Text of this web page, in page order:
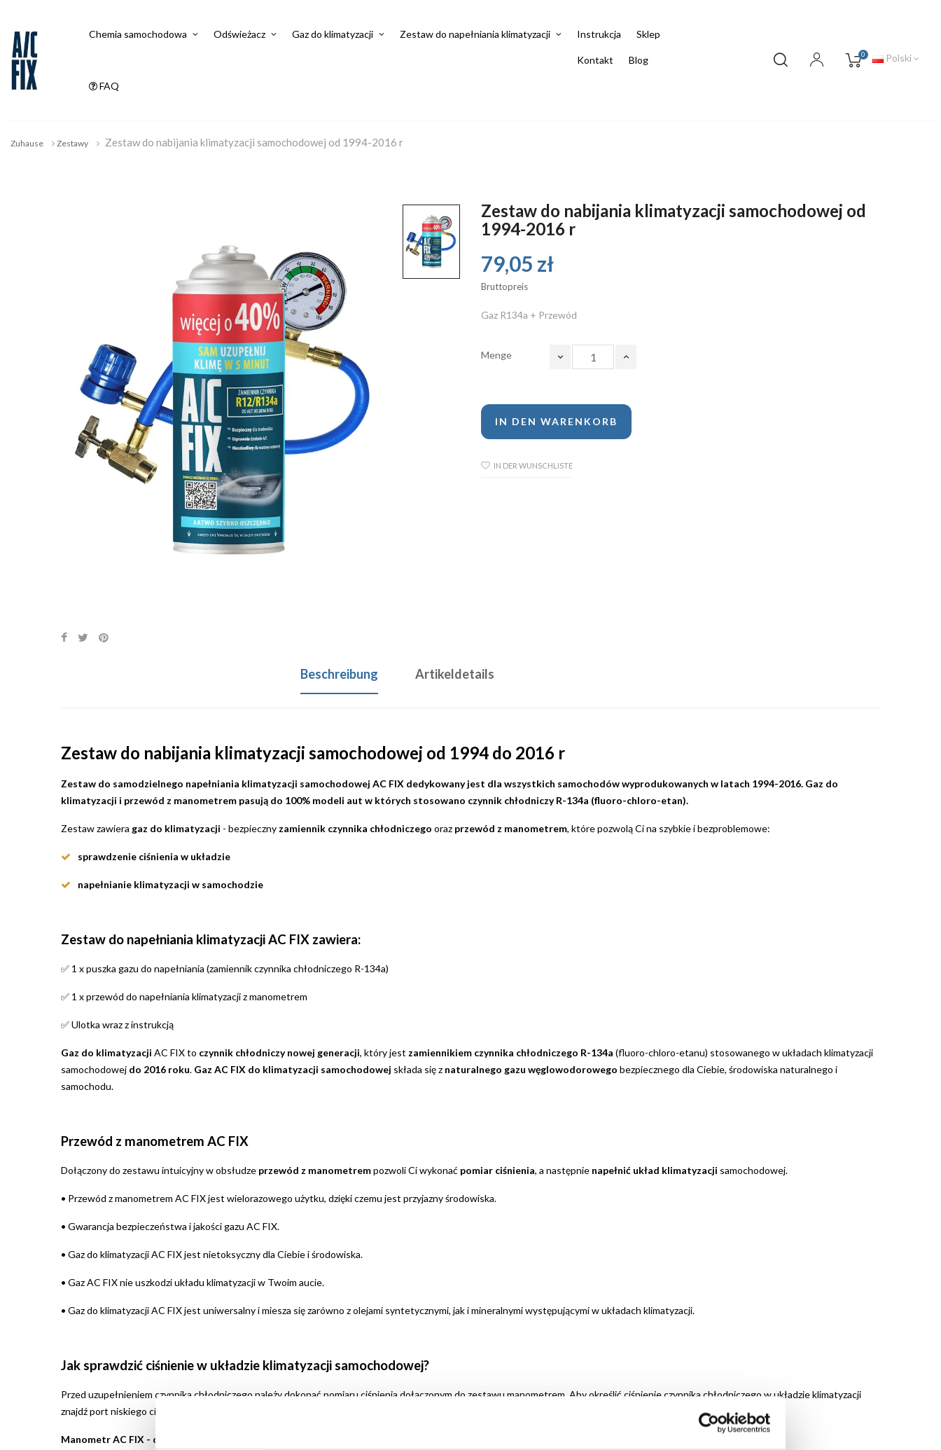
Chemia samochodowa Odświeżacz Gaz do klimatyzacji Zestaw do napełniania klimatyzacji Instrukcja Sklep
Kontakt Blog
FAQ
0 Polski
Zuhause Zestawy Zestaw do nabijania klimatyzacji samochodowej od 1994-2016 r
Zestaw do nabijania klimatyzacji samochodowej od
1994-2016 r
79,05 zł
Bruttopreis
Gaz R134a + Przewód
Menge
IN DEN WARENKORB
IN DER WUNSCHLISTE
Beschreibung Artikeldetails
Zestaw do nabijania klimatyzacji samochodowej od 1994 do 2016 r
Zestaw do samodzielnego napełniania klimatyzacji samochodowej AC FIX dedykowany jest dla wszystkich samochodów wyprodukowanych w latach 1994-2016. Gaz do
klimatyzacji i przewód z manometrem pasują do 100% modeli aut w których stosowano czynnik chłodniczy R-134a (fluoro-chloro-etan).
Zestaw zawiera gaz do klimatyzacji - bezpieczny zamiennik czynnika chłodniczego oraz przewód z manometrem, które pozwolą Ci na szybkie i bezproblemowe:
sprawdzenie ciśnienia w układzie
napełnianie klimatyzacji w samochodzie
Zestaw do napełniania klimatyzacji AC FIX zawiera:
✅ 1 x puszka gazu do napełniania (zamiennik czynnika chłodniczego R-134a)
✅ 1 x przewód do napełniania klimatyzacji z manometrem
✅Ulotka wraz z instrukcją
Gaz do klimatyzacji AC FIX to czynnik chłodniczy nowej generacji, który jest zamiennikiem czynnika chłodniczego R-134a (fluoro-chloro-etanu) stosowanego w układach klimatyzacji
samochodowej do 2016 roku. Gaz AC FIX do klimatyzacji samochodowej składa się z naturalnego gazu węglowodorowego bezpiecznego dla Ciebie, środowiska naturalnego i
samochodu.
Przewód z manometrem AC FIX
Dołączony do zestawu intuicyjny w obsłudze przewód z manometrempozwoli Ci wykonać pomiar ciśnienia, a następnie napełnić układ klimatyzacji samochodowej.
• Przewód z manometrem AC FIX jest wielorazowego użytku, dzięki czemu jest przyjazny środowiska.
• Gwarancja bezpieczeństwa i jakości gazu AC FIX.
• Gaz do klimatyzacji AC FIX jest nietoksyczny dla Ciebie i środowiska.
• Gaz AC FIX nie uszkodzi układu klimatyzacji w Twoim aucie.
• Gaz do klimatyzacji AC FIX jest uniwersalny i miesza się zarówno z olejami syntetycznymi, jak i mineralnymi występującymi w układach klimatyzacji.
Jak sprawdzić ciśnienie w układzie klimatyzacji samochodowej?
Przed uzupełnieniem czynnika chłodniczego należy dokonać pomiaru ciśnienia dołączonym do zestawu manometrem. Aby określić ciśnienie czynnika chłodniczego w układzie klimatyzacji
znajdź port niskiego ciśnienia - oznaczony literami LP, pod maską auta i podłącz do niego przewód z manometrem.
Manometr AC FIX - oznaczenia